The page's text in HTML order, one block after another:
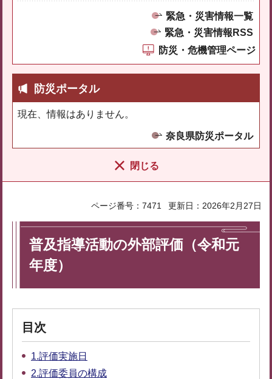
緊急・災害情報一覧
緊急・災害情報RSS
防災・危機管理ページ
防災ポータル
現在、情報はありません。
奈良県防災ポータル
閉じる
ページ番号：7471 更新日：2026年2月27日
普及指導活動の外部評価（令和元
年度）
目次
1.評価実施日
2.評価委員の構成